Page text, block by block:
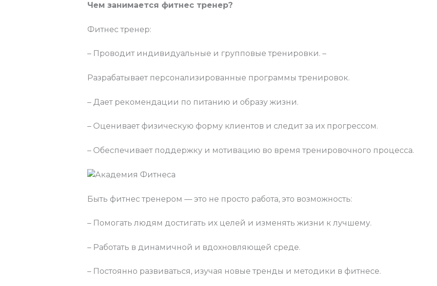
Чем занимается фитнес тренер?
Фитнес тренер:
– Проводит индивидуальные и групповые тренировки. –
Разрабатывает персонализированные программы тренировок.
– Дает рекомендации по питанию и образу жизни.
– Оценивает физическую форму клиентов и следит за их прогрессом.
– Обеспечивает поддержку и мотивацию во время тренировочного процесса.
Быть фитнес тренером — это не просто работа, это возможность:
– Помогать людям достигать их целей и изменять жизни к лучшему.
– Работать в динамичной и вдохновляющей среде.
– Постоянно развиваться, изучая новые тренды и методики в фитнесе.